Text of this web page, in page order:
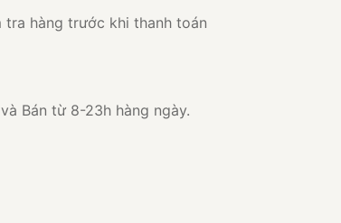
tra hàng trước khi thanh toán
Bán từ 8-23h hàng ngày.